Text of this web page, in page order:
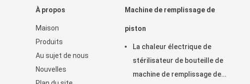
À propos
Maison
Produits
Au sujet de nous
Nouvelles
Machine de remplissage de
piston
La chaleur électrique de
stérilisateur de bouteille de
machine de remplissage de